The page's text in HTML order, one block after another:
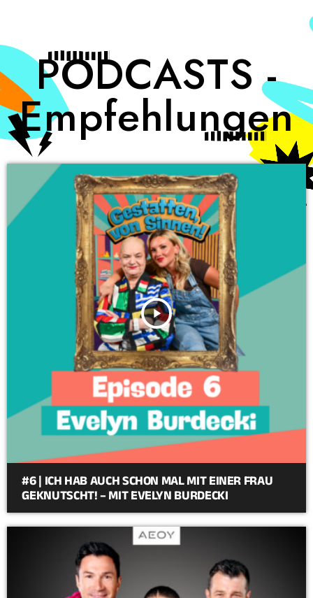
PODCASTS -
Empfehlungen
play_arrow
#6 | ICH HAB AUCH SCHON MAL MIT EINER FRAU
GEKNUTSCHT! – MIT EVELYN BURDECKI